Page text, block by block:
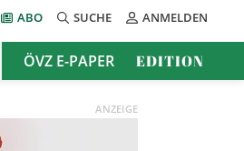
ABO SUCHE ANMELDEN
ÖVZ E-PAPER EDITION
ANZEIGE